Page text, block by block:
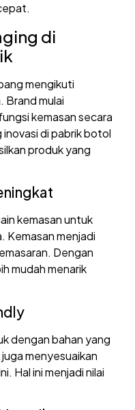
di
mengikuti
Brand mulai
kemasan secara
inovasi di pabrik botol
produk yang
kemasan untuk
Kemasan menjadi
Dengan
mudah menarik
dengan bahan yang
menyesuaikan
Hal ini menjadi nilai